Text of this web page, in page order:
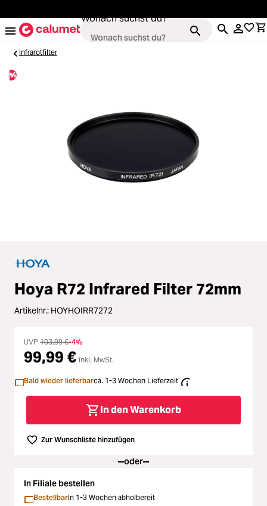
Wonach suchst du?
Objektive
Video & Drohnen
Zubehör
Loading...
Licht & Studio
Loading...
Bildbearbeitung
Loading...
Loading...
Second Hand
Loading...
SALE
Loading...
Infrarotfilter
%
Hoya R72 Infrared Filter 72mm
Artikelnr.: HOYHOIRR7272
UVP 103,99 €-4%
99,99 € inkl. MwSt.
Bald wieder lieferbarca. 1-3 Wochen Lieferzeit
In den Warenkorb
Zur Wunschliste hinzufügen
oder
In Filiale bestellen
BestellbarIn 1-3 Wochen abholbereit